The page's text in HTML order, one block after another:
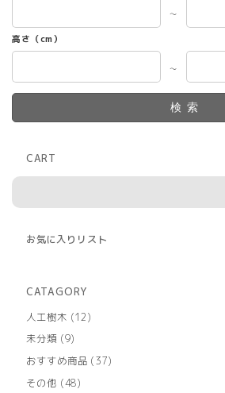
～
高さ（cm）
～
検索
CART
お気に入りリスト
CATAGORY
人工樹木
1212
商
未分類 99
の
商
おすすめ商品 3737
その他 4848